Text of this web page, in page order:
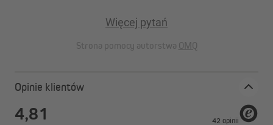
Więcej pytań
Strona pomocy autorstwa OMQ
Opinie klientów